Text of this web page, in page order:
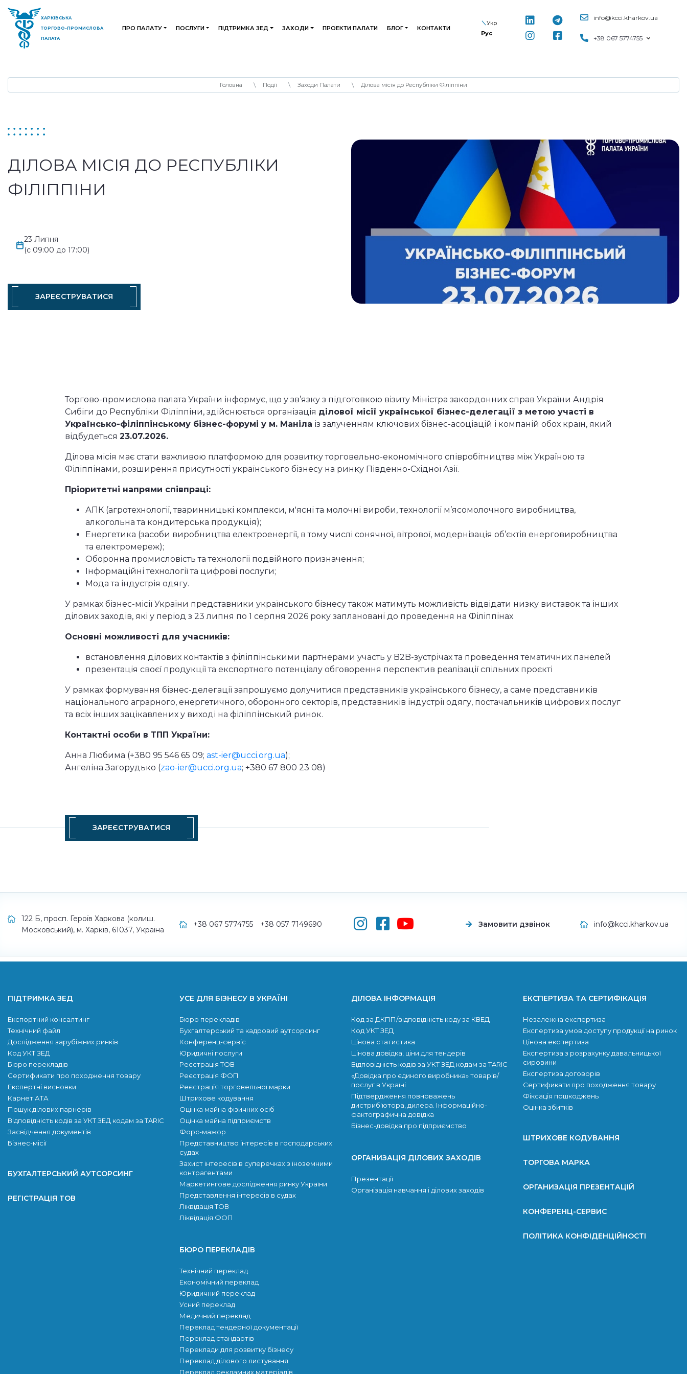
ХАРКІВСЬКА
ТОРГОВО-ПРОМИСЛОВА
ПАЛАТА
ПРО ПАЛАТУ ПОСЛУГИ ПІДТРИМКА ЗЕД ЗАХОДИ ПРОЕКТИ ПАЛАТИ БЛОГ КОНТАКТИ
Укр
Рус
info@kcci.kharkov.ua
+38 067 5774755
Головна Події Заходи Палати Ділова місія до Республіки Філіппіни
ДІЛОВА МІСІЯ ДО РЕСПУБЛІКИ
ФІЛІППІНИ
23 Липня
(с 09:00 до 17:00)
ЗАРЕЄСТРУВАТИСЯ
Торгово-промислова палата України інформує, що у зв’язку з підготовкою візиту Міністра закордонних справ України Андрія
Сибіги до Республіки Філіппіни, здійснюється організація ділової місії української бізнес-делегації з метою участі в
Українсько-філіппінському бізнес-форумі у м. Маніла із залученням ключових бізнес-асоціацій і компаній обох країн, який
відбудеться 23.07.2026.
Ділова місія має стати важливою платформою для розвитку торговельно-економічного співробітництва між Україною та
Філіппінами, розширення присутності українського бізнесу на ринку Південно-Східної Азії.
Пріоритетні напрями співпраці:
АПК (агротехнології, тваринницькі комплекси, м'ясні та молочні вироби, технології м’ясомолочного виробництва,
алкогольна та кондитерська продукція);
Енергетика (засоби виробництва електроенергії, в тому числі сонячної, вітрової, модернізація об’єктів енерговиробництва
та електромереж);
Оборонна промисловість та технології подвійного призначення;
Інформаційні технології та цифрові послуги;
Мода та індустрія одягу.
У рамках бізнес-місії України представники українського бізнесу також матимуть можливість відвідати низку виставок та інших
ділових заходів, які у період з 23 липня по 1 серпня 2026 року заплановані до проведення на Філіппінах
Основні можливості для учасників:
встановлення ділових контактів з філіппінськими партнерами участь у B2B-зустрічах та проведення тематичних панелей
презентація своєї продукції та експортного потенціалу обговорення перспектив реалізації спільних проєкті
У рамках формування бізнес-делегації запрошуємо долучитися представників українського бізнесу, а саме представників
національного аграрного, енергетичного, оборонного секторів, представників індустрії одягу, постачальників цифрових послуг
та всіх інших зацікавлених у виході на філіппінський ринок.
Контактні особи в ТПП України:
Анна Любима (+380 95 546 65 09; ast-ier@ucci.org.ua);
Ангеліна Загорудько (zao-ier@ucci.org.ua; +380 67 800 23 08)
ЗАРЕЄСТРУВАТИСЯ
122 Б, просп. Героїв Харкова (колиш.
Московський), м. Харків, 61037, Україна
+38 067 5774755 +38 057 7149690 Замовити дзвінок info@kcci.kharkov.ua
ПІДТРИМКА ЗЕД
Експортний консалтинг
Технічний файл
Дослідження зарубіжних ринків
Код УКТ ЗЕД
Бюро перекладів
Сертификати про походження товару
Експертні висновки
Карнет АТА
Пошук ділових парнерів
Відповідність кодів за УКТ ЗЕД кодам за TARIC
Засвідчення документів
Бізнес-місії
БУХГАЛТЕРСЬКИЙ АУТСОРСИНГ
РЕГІСТРАЦІЯ ТОВ
УСЕ ДЛЯ БІЗНЕСУ В УКРАЇНІ
Бюро перекладів
Бухгалтерський та кадровий аутсорсинг
Конференц-сервіс
Юридичні послуги
Реєстрація ТОВ
Реєстрація ФОП
Реєстрація торговельної марки
Штрихове кодування
Оцінка майна фізичних осіб
Оцінка майна підприємств
Форс-мажор
Представництво інтересів в господарських
судах
Захист інтересів в суперечках з іноземними
контрагентами
Маркетингове дослідження ринку України
Представлення інтересів в судах
Ліквідація ТОВ
Ліквідація ФОП
БЮРО ПЕРЕКЛАДІВ
Технічний переклад
Економічний переклад
Юридичний переклад
Усний переклад
Медичний переклад
Переклад тендерної документації
Переклад стандартів
Переклади для розвитку бiзнесу
Переклад ділового листування
Переклад рекламних матеріалів
ДІЛОВА ІНФОРМАЦІЯ
Код за ДКПП/відповідність коду за КВЕД
Код УКТ ЗЕД
Цінова статистика
Цінова довідка, ціни для тендерів
Відповідність кодів за УКТ ЗЕД кодам за TARIC
«Довідка про єдиного виробника» товарів/
послуг в Україні
Підтвердження повноважень
дистриб'ютора, дилера. Інформаційно-
фактографична довідка
Бізнес-довідка про підприємство
ОРГАНИЗАЦІЯ ДІЛОВИХ ЗАХОДІВ
Презентації
Організація навчання і ділових заходів
ЕКСПЕРТИЗА ТА СЕРТИФІКАЦІЯ
Незалежна експертиза
Експертиза умов доступу продукції на ринок
Цінова експертиза
Експертиза з розрахунку давальницької
сировини
Експертиза договорів
Сертификати про походження товару
Фіксація пошкоджень
Оцінка збитків
ШТРИХОВЕ КОДУВАННЯ
ТОРГОВА МАРКА
ОРГАНИЗАЦІЯ ПРЕЗЕНТАЦІЙ
КОНФЕРЕНЦ-СЕРВИС
ПОЛІТИКА КОНФІДЕНЦІЙНОСТІ